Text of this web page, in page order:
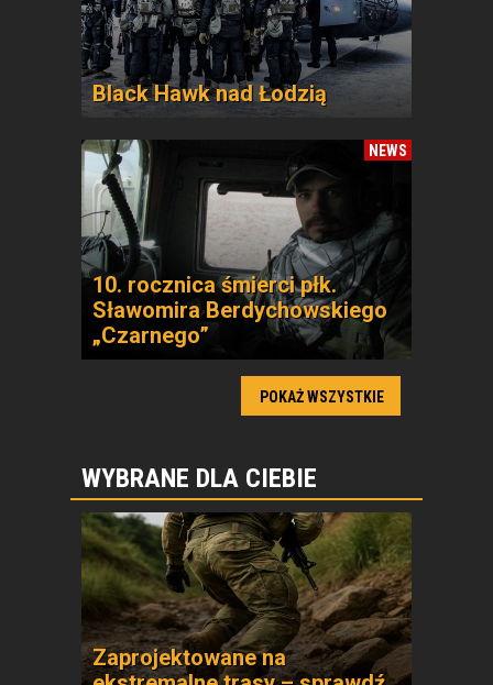
Black Hawk nad Łodzią
NEWS
10. rocznica śmierci płk.
Sławomira Berdychowskiego
„Czarnego”
POKAŻ WSZYSTKIE
WYBRANE DLA CIEBIE
Zaprojektowane na